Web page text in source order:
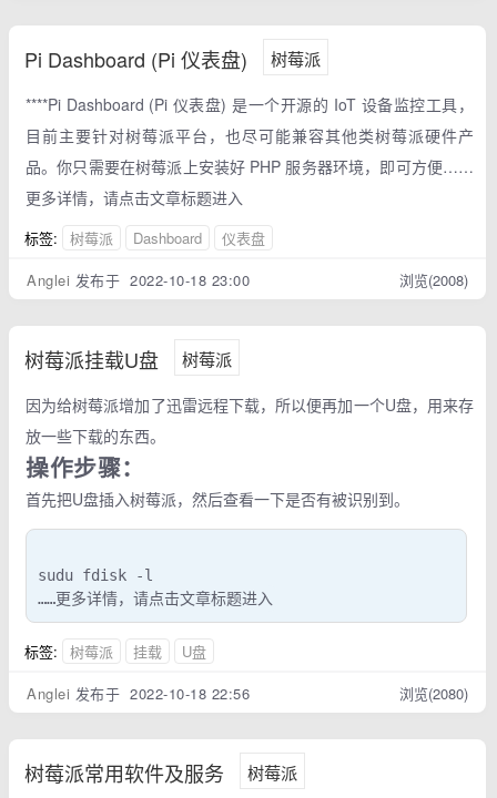
Pi Dashboard (Pi 仪表盘) 树莓派
****Pi Dashboard (Pi 仪表盘) 是一个开源的 IoT 设备监控工具，
目前主要针对树莓派平台，也尽可能兼容其他类树莓派硬件产
品。你只需要在树莓派上安装好 PHP 服务器环境，即可方便……
更多详情，请点击文章标题进入
标签: 树莓派 Dashboard
仪表盘
Anglei 发布于 2022-10-18 23:00 浏览(2008)
树莓派挂载U盘 树莓派
因为给树莓派增加了迅雷远程下载，所以便再加一个U盘，用来存
放一些下载的东西。
操作步骤：
首先把U盘插入树莓派，然后查看一下是否有被识别到。
sudu fdisk -l
……更多详情，请点击文章标题进入
标签: 树莓派 挂载
U盘
Anglei 发布于 2022-10-18 22:56 浏览(2080)
树莓派常用软件及服务 树莓派